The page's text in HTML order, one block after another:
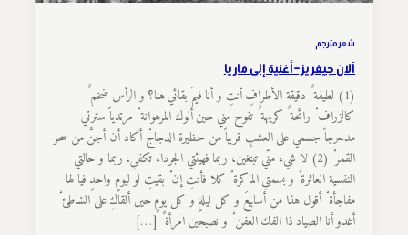
شعر مترجم
آلان جيفريز – أغنية إلى ماريا
(1) لطيفة ٌ دقيقة الأطرافِ أنتِ و أنا فيمَ بقائي هنا؟ و الرأس ضخم ٌ
كالزراف ْ رائحة ٌ كريهة ٌ تفوح مني حين ألوك المرهوانة ْ مرتدياً سترتي
مدحرجاً جسمي على العشبِ قريباً من حظيرة الدجاجْ أكاد أن أجنَّ من سحر
القمر ْ (2) لا شيء منّي تبتغين، ربما فهيئتي الجرداء تكفي، ربما و حالتي
النفسية العاثرة ْ و بسمتي الماكرة ْ كلا فأنتِ إن ْ بقيتِ لو ليومٍ واحدٍ فيا لها
مفاجأة ْ أقول هذا من أسابيعَ و كل ليلةٍ و كل يومٍ حين ألقاكِ على الشاطئ ْ
أغدو أنا الصياد ذا الفك العفن ْ و تصبحين امرأة ً […]